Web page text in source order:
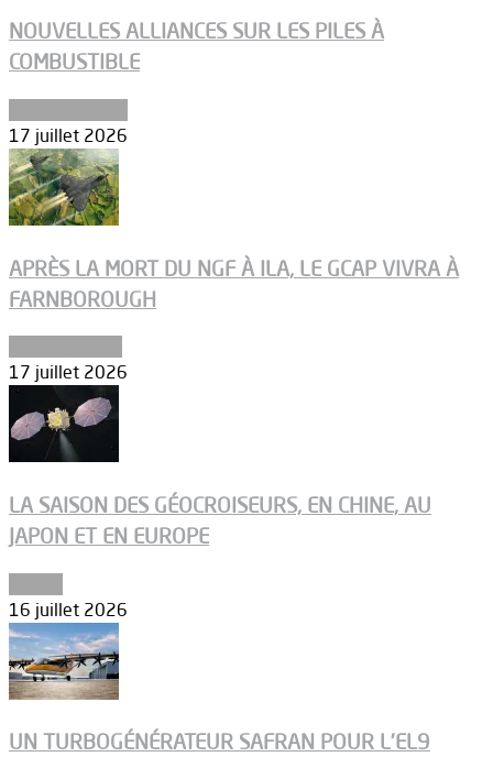
NOUVELLES ALLIANCES SUR LES PILES À
COMBUSTIBLE
17 juillet 2026
APRÈS LA MORT DU NGF À ILA, LE GCAP VIVRA À
FARNBOROUGH
17 juillet 2026
LA SAISON DES GÉOCROISEURS, EN CHINE, AU
JAPON ET EN EUROPE
16 juillet 2026
UN TURBOGÉNÉRATEUR SAFRAN POUR L’EL9